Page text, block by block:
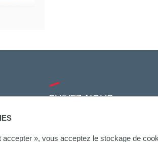
accepter », vous acceptez le stockage de
SUIVEZ-NOUS